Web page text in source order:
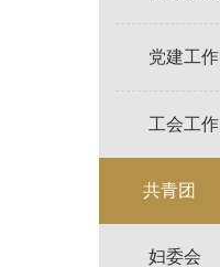
党建工作
工会工作
共青团
妇委会